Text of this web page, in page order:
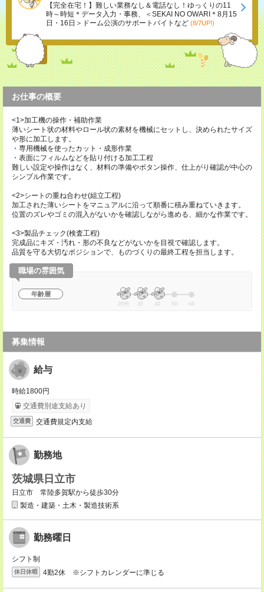
【完全在宅！】難しい業務なし＆電話なし！ゆっくりの11
時～時短＊データ入力・事務、＜SEKAI NO OWARI＊8月15
日・16日＞ドーム公演のサポートバイトなど (8/7UP!)
お仕事の概要
<1>加工機の操作・補助作業
薄いシート状の材料やロール状の素材を機械にセットし、決められたサイズ
や形に加工します。
・専用機械を使ったカット・成形作業
・表面にフィルムなどを貼り付ける加工工程
難しい設定や操作はなく、材料の準備やボタン操作、仕上がり確認が中心の
シンプル作業です。
<2>シートの重ね合わせ(組立工程)
加工された薄いシートをマニュアルに沿って順番に積み重ねていきます。
位置のズレやゴミの混入がないかを確認しながら進める、細かな作業です。
<3>製品チェック(検査工程)
完成品にキズ・汚れ・形の不良などがないかを目視で確認します。
品質を守る大切なポジションで、ものづくりの最終工程を担当します。
職場の雰囲気
年齢層
20代 30 40 50 60
募集情報
給与
時給1800円
交通費別途支給あり
交通費 交通費規定内支給
勤務地
茨城県日立市
日立市 常陸多賀駅から徒歩30分
製造・建築・土木・製造技術系
勤務曜日
シフト制
休日休暇 4勤2休 ※シフトカレンダーに準じる